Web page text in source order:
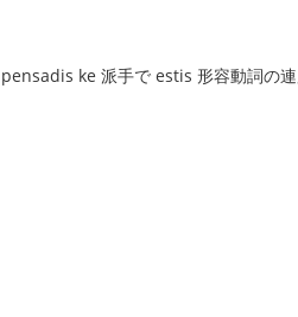
ke 派手で estis 形容動詞の